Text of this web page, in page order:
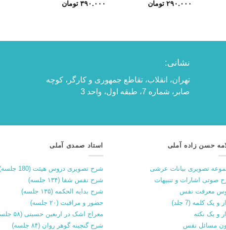
۲۹۰.۰۰۰ تومان
۳۹۰.۰۰۰ تومان
نشانی:
تهران، انقلاب، تقاطع جمهوری و کارگر، کوچه
صابر، شماره 7، طبقه اول، واحد 3
حسن زاده آملی
تصویری بیانات عرشی
صوتی اشارات و تنبیهات
معرفت نفس
و یک کلمه (7 جلد)
و یک نکته
مسائل نفس
استاد صمدی آملی
شرح تصویری دروس هیئت (180 جلسه)
شرح نفس شفا (۱۳۴ جلسه)
شرح بدایه الحکمه (۱۳۵ جلسه)
حضور و مراقبت (۲۰ جلسه)
معراج اشک در اربعین حسینی (۵۸ جلسه)
شرح گنجینه گوهر روان (۸۴ جلسه)